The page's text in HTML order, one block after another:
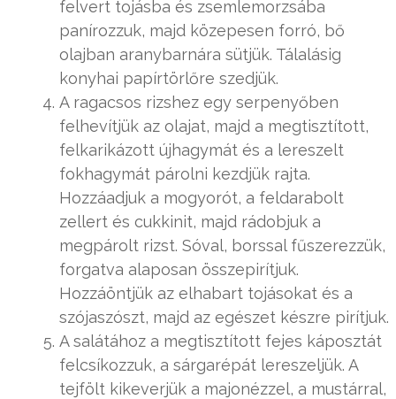
felvert tojásba és zsemlemorzsába
panírozzuk, majd közepesen forró, bő
olajban aranybarnára sütjük. Tálalásig
konyhai papírtörlőre szedjük.
A ragacsos rizshez egy serpenyőben
felhevítjük az olajat, majd a megtisztított,
felkarikázott újhagymát és a lereszelt
fokhagymát párolni kezdjük rajta.
Hozzáadjuk a mogyorót, a feldarabolt
zellert és cukkinit, majd rádobjuk a
megpárolt rizst. Sóval, borssal fűszerezzük,
forgatva alaposan összepirítjuk.
Hozzáöntjük az elhabart tojásokat és a
szójaszószt, majd az egészet készre pirítjuk.
A salátához a megtisztított fejes káposztát
felcsíkozzuk, a sárgarépát lereszeljük. A
tejfölt kikeverjük a majonézzel, a mustárral,